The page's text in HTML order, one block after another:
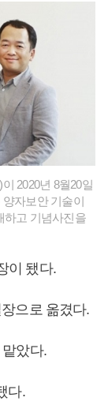
2020년 8월20일
자보안 기술이
하고 기념사진을
이 됐다.
으로 옮겼다.
았다.
다.